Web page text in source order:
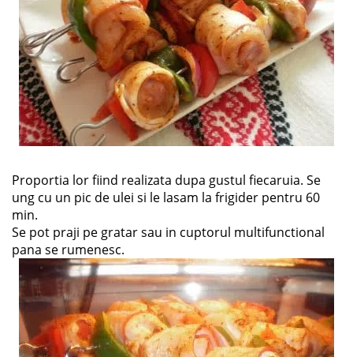
Proportia lor fiind realizata dupa gustul fiecaruia. Se
ung cu un pic de ulei si le lasam la frigider pentru 60
min.
Se pot praji pe gratar sau in cuptorul multifunctional
pana se rumenesc.